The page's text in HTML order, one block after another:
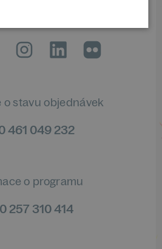
LinkedIn
flickr
o stavu objednávek
461 049 232
o programu
257 310 414